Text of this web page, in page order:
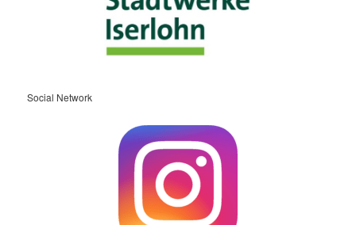
Social Network